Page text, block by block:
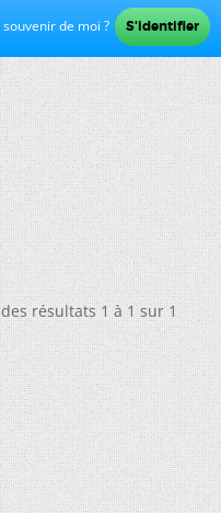
de moi ?
résultats 1 à 1 sur 1